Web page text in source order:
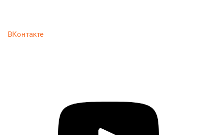
ВКонтакте